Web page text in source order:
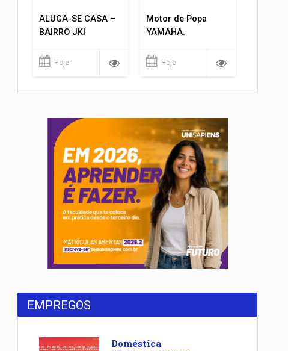
ALUGA-SE CASA –
BAIRRO JKI
Hoje
Motor de Popa
YAMAHA.
Hoje
EMPREGOS
Doméstica